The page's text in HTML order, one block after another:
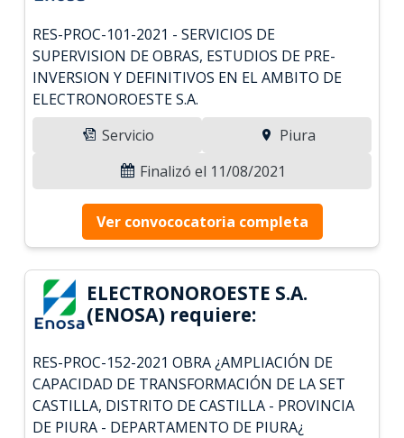
RES-PROC-101-2021 - SERVICIOS DE
SUPERVISION DE OBRAS, ESTUDIOS DE PRE-
INVERSION Y DEFINITIVOS EN EL AMBITO DE
ELECTRONOROESTE S.A.
Servicio
Piura
Finalizó el 11/08/2021
Ver convococatoria completa
ELECTRONOROESTE S.A.
(ENOSA) requiere:
RES-PROC-152-2021 OBRA ¿AMPLIACIÓN DE
CAPACIDAD DE TRANSFORMACIÓN DE LA SET
CASTILLA, DISTRITO DE CASTILLA - PROVINCIA
DE PIURA - DEPARTAMENTO DE PIURA¿